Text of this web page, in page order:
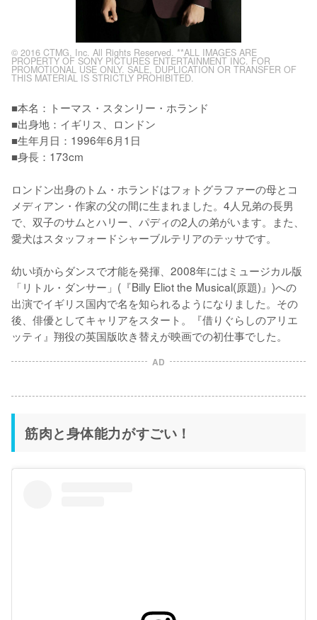
© 2016 CTMG, Inc. All Rights Reserved. **ALL IMAGES ARE
PROPERTY OF SONY PICTURES ENTERTAINMENT INC. FOR
PROMOTIONAL USE ONLY. SALE, DUPLICATION OR TRANSFER OF
THIS MATERIAL IS STRICTLY PROHIBITED.
■本名：トーマス・スタンリー・ホランド
■出身地：イギリス、ロンドン
■生年月日：1996年6月1日
■身長：173cm
ロンドン出身のトム・ホランドはフォトグラファーの母とコ
メディアン・作家の父の間に生まれました。4人兄弟の長男
で、双子のサムとハリー、パディの2人の弟がいます。また、
愛犬はスタッフォードシャーブルテリアのテッサです。
幼い頃からダンスで才能を発揮、2008年にはミュージカル版
「リトル・ダンサー」(『Billy Eliot the Musical(原題)』)への
出演でイギリス国内で名を知られるようになりました。その
後、俳優としてキャリアをスタート。『借りぐらしのアリエ
ッティ』翔役の英国版吹き替えが映画での初仕事でした。
AD
筋肉と身体能力がすごい！